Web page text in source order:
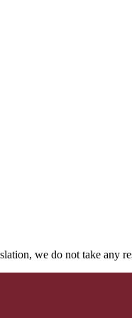
we do not take any